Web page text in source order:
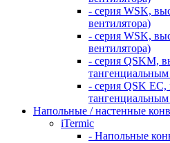
- серия WSK,
вентилятора)
- серия WSK,
вентилятора)
- серия QSKM,
- серия QSK
Напольные / настенные
iTermic
- Напольные